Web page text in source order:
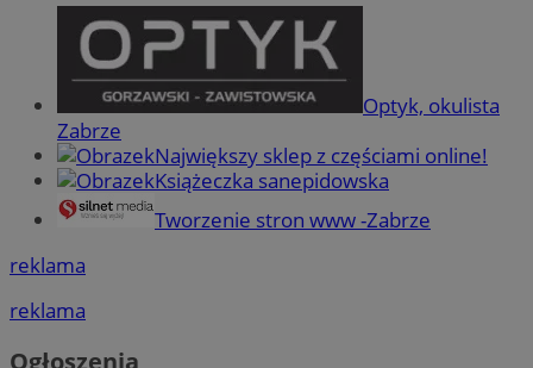
Optyk, okulista
Zabrze
Największy sklep z częściami online!
Książeczka sanepidowska
Tworzenie stron www -Zabrze
reklama
reklama